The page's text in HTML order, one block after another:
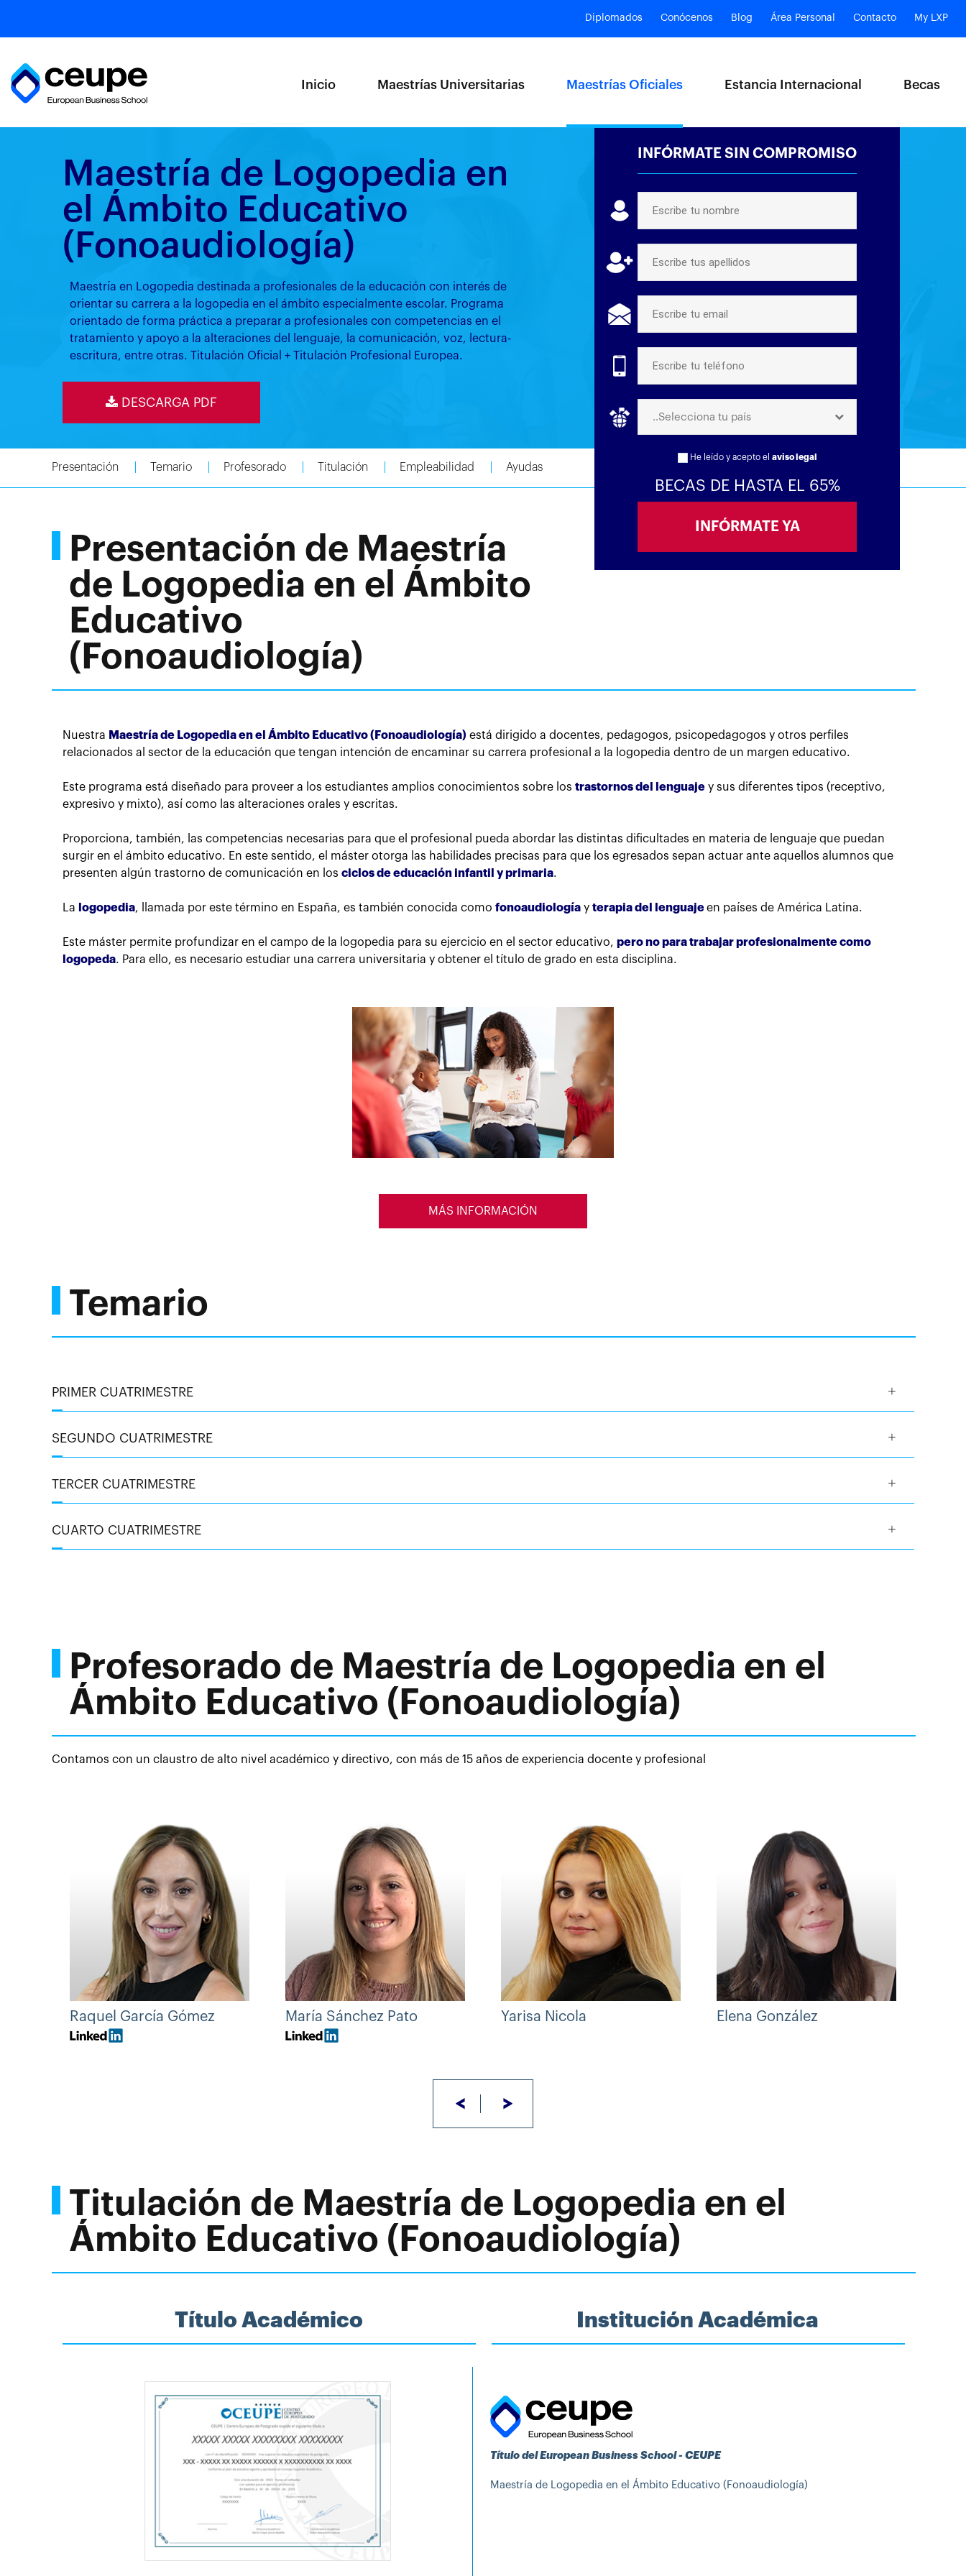
Diplomados Conócenos Blog Área Personal Contacto My LXP
Inicio Maestrías Universitarias Maestrías Oficiales Estancia Internacional Becas
Maestría de Logopedia en
el Ámbito Educativo
(Fonoaudiología)
Maestría en Logopedia destinada a profesionales de la educación con interés de
orientar su carrera a la logopedia en el ámbito especialmente escolar. Programa
orientado de forma práctica a preparar a profesionales con competencias en el
tratamiento y apoyo a la alteraciones del lenguaje, la comunicación, voz, lectura-
escritura, entre otras. Titulación Oficial + Titulación Profesional Europea.
DESCARGA PDF
INFÓRMATE SIN COMPROMISO
..Selecciona tu país
He leído y acepto el aviso legal
BECAS DE HASTA EL 65%
Presentación Temario Profesorado Titulación Empleabilidad Ayudas
Presentación de Maestría
de Logopedia en el Ámbito
Educativo
(Fonoaudiología)
Nuestra Maestría de Logopedia en el Ámbito Educativo (Fonoaudiología) está dirigido a docentes, pedagogos, psicopedagogos y otros perfiles
relacionados al sector de la educación que tengan intención de encaminar su carrera profesional a la logopedia dentro de un margen educativo.
Este programa está diseñado para proveer a los estudiantes amplios conocimientos sobre los trastornos del lenguaje y sus diferentes tipos (receptivo,
expresivo y mixto), así como las alteraciones orales y escritas.
Proporciona, también, las competencias necesarias para que el profesional pueda abordar las distintas dificultades en materia de lenguaje que puedan
surgir en el ámbito educativo. En este sentido, el máster otorga las habilidades precisas para que los egresados sepan actuar ante aquellos alumnos que
presenten algún trastorno de comunicación en los ciclos de educación infantil y primaria.
La logopedia, llamada por este término en España, es también conocida como fonoaudiología y terapia del lenguajeen países de América Latina.
Este máster permite profundizar en el campo de la logopedia para su ejercicio en el sector educativo, pero no para trabajar profesionalmente como
logopeda. Para ello, es necesario estudiar una carrera universitaria y obtener el título de grado en esta disciplina.
MÁS INFORMACIÓN
Temario
PRIMER CUATRIMESTRE
SEGUNDO CUATRIMESTRE
TERCER CUATRIMESTRE
CUARTO CUATRIMESTRE
Profesorado de Maestría de Logopedia en el
Ámbito Educativo (Fonoaudiología)
Contamos con un claustro de alto nivel académico y directivo, con más de 15 años de experiencia docente y profesional
Raquel García Gómez María Sánchez Pato Yarisa Nicola Elena González
< >
Titulación de Maestría de Logopedia en el
Ámbito Educativo (Fonoaudiología)
Título Académico Institución Académica
Título del European Business School - CEUPE
Maestría de Logopedia en el Ámbito Educativo (Fonoaudiología)